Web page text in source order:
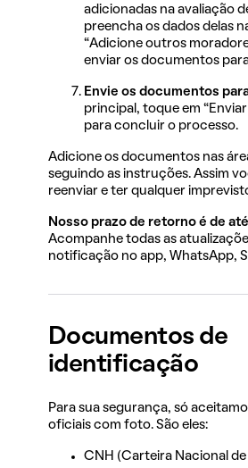
adicionadas na avaliação
preencha os dados delas
“Adicione outros
enviar os documentos
Envie os documentos
principal, toque em
para concluir o processo.
Adicione os documentos nas
seguindo as instruções. Assim
reenviar e ter qualquer
Nosso prazo de retorno é de
Acompanhe todas as
notificação no app, WhatsApp,
Documentos de
identificação
Para sua segurança, só
oficiais com foto. São eles:
CNH (Carteira Nacional